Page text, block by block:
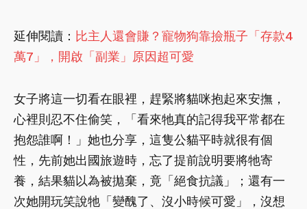
延伸閱讀： 比主人還會賺？寵物狗靠撿瓶子「存款4
萬7」，開啟「副業」原因超可愛
女子將這一切看在眼裡，趕緊將貓咪抱起來安撫，
心裡則忍不住偷笑，「看來牠真的記得我平常都在
抱怨誰啊！」她也分享，這隻公貓平時就很有個
性，先前她出國旅遊時，忘了提前說明要將牠寄
養，結果貓以為被拋棄，竟「絕食抗議」；還有一
次她開玩笑說牠「變醜了、沒小時候可愛」，沒想